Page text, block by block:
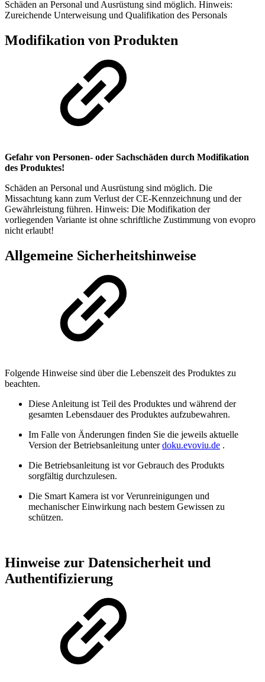
Schäden an Personal und Ausrüstung sind möglich. Hinweis:
Zureichende Unterweisung und Qualifikation des Personals
Modifikation von Produkten
Gefahr von Personen- oder Sachschäden durch Modifikation
des Produktes!
Schäden an Personal und Ausrüstung sind möglich. Die
Missachtung kann zum Verlust der CE-Kennzeichnung und der
Gewährleistung führen. Hinweis: Die Modifikation der
vorliegenden Variante ist ohne schriftliche Zustimmung von evopro
nicht erlaubt!
Allgemeine Sicherheitshinweise
Folgende Hinweise sind über die Lebenszeit des Produktes zu
beachten.
Diese Anleitung ist Teil des Produktes und während der
gesamten Lebensdauer des Produktes aufzubewahren.
Im Falle von Änderungen finden Sie die jeweils aktuelle
Version der Betriebsanleitung unterdoku.evoviu.de .
Die Betriebsanleitung ist vor Gebrauch des Produkts
sorgfältig durchzulesen.
Die Smart Kamera ist vor Verunreinigungen und
mechanischer Einwirkung nach bestem Gewissen zu
schützen.
Hinweise zur Datensicherheit und
Authentifizierung